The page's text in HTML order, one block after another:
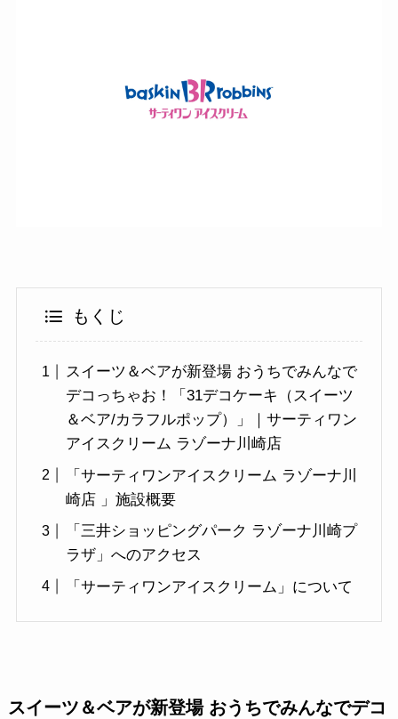
もくじ
スイーツ＆ベアが新登場 おうちでみんなで
デコっちゃお！「31デコケーキ（スイーツ
＆ベア/カラフルポップ）」｜サーティワン
アイスクリーム ラゾーナ川崎店
「サーティワンアイスクリーム ラゾーナ川
崎店 」施設概要
「三井ショッピングパーク ラゾーナ川崎プ
ラザ」へのアクセス
「サーティワンアイスクリーム」について
スイーツ＆ベアが新登場 おうちでみんなでデコ